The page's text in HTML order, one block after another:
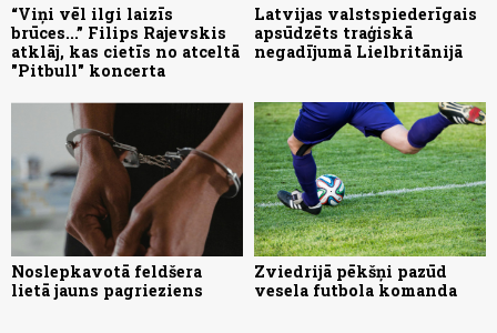
“Viņi vēl ilgi laizīs
brūces...” Filips Rajevskis
atklāj, kas cietīs no atceltā
"Pitbull" koncerta
Latvijas valstspiederīgais
apsūdzēts traģiskā
negadījumā Lielbritānijā
Noslepkavotā feldšera
lietā jauns pagrieziens
Zviedrijā pēkšņi pazūd
vesela futbola komanda